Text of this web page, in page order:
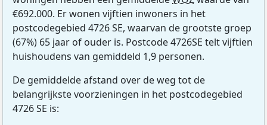
€692.000. Er wonen vijftien inwoners in het
postcodegebied 4726 SE, waarvan de grootste groep
(67%) 65 jaar of ouder is. Postcode 4726SE telt vijftien
huishoudens van gemiddeld 1,9 personen.
De gemiddelde afstand over de weg tot de
belangrijkste voorzieningen in het postcodegebied
4726 SE is: